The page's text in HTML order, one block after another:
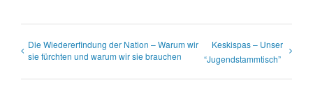
Die Wiedererfindung der Nation – Warum wir
sie fürchten und warum wir sie brauchen
Keskispas – Unser
“Jugendstammtisch”